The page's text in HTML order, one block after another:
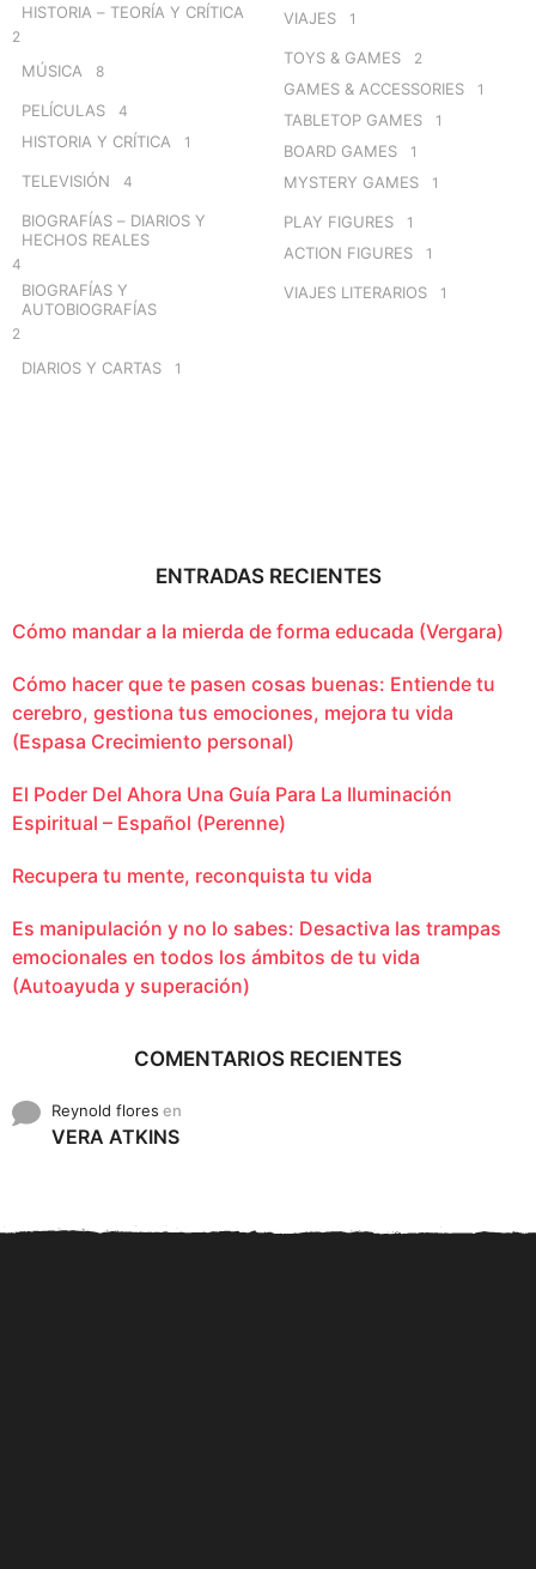
HISTORIA – TEORÍA Y CRÍTICA
2
MÚSICA 8
PELÍCULAS 4
HISTORIA Y CRÍTICA 1
TELEVISIÓN 4
BIOGRAFÍAS – DIARIOS Y
HECHOS REALES
4
BIOGRAFÍAS Y
AUTOBIOGRAFÍAS
2
DIARIOS Y CARTAS 1
VIAJES 1
TOYS & GAMES 2
GAMES & ACCESSORIES 1
TABLETOP GAMES 1
BOARD GAMES 1
MYSTERY GAMES 1
PLAY FIGURES 1
ACTION FIGURES 1
VIAJES LITERARIOS 1
ENTRADAS RECIENTES
Cómo mandar a la mierda de forma educada (Vergara)
Cómo hacer que te pasen cosas buenas: Entiende tu
cerebro, gestiona tus emociones, mejora tu vida
(Espasa Crecimiento personal)
El Poder Del Ahora Una Guía Para La Iluminación
Espiritual – Español (Perenne)
Recupera tu mente, reconquista tu vida
Es manipulación y no lo sabes: Desactiva las trampas
emocionales en todos los ámbitos de tu vida
(Autoayuda y superación)
COMENTARIOS RECIENTES
Reynold flores en
VERA ATKINS